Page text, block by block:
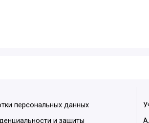
персональных данных
и защиты